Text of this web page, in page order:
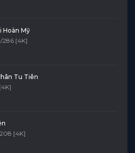
Hoàn Mỹ
286 [4K]
Tu Tiên
[4K]